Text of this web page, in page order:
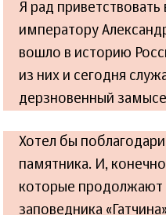
Я рад
императору
вошло в историю
из них и сегодня
дерзновенный
Хотел бы
памятника. И,
которые продолжают
заповедника